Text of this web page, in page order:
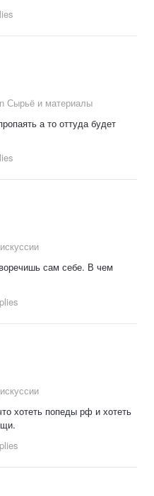
Сырьё и материалы
а то оттуда будет
сам себе. В чем
хотеть попеды рф и хотеть